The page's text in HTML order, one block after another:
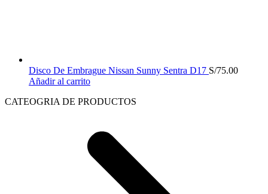
Disco De Embrague Nissan Sunny Sentra D17 S/75.00
Añadir al carrito
CATEOGRIA DE PRODUCTOS